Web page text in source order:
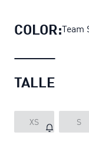
COLOR:Team
TALLE
XS S